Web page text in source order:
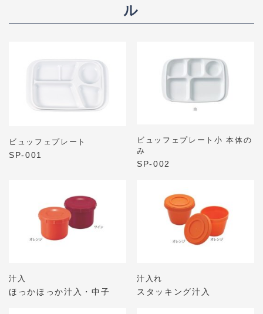
ル
ビュッフェプレート
SP-001
ビュッフェプレート小 本体の
み
SP-002
汁入
ほっかほっか汁入・中子
汁入れ
スタッキング汁入